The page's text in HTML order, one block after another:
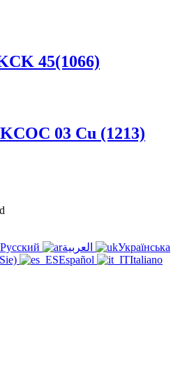
45(1066)
03 Cu (1213)
Русский
Українська
Español
Italiano